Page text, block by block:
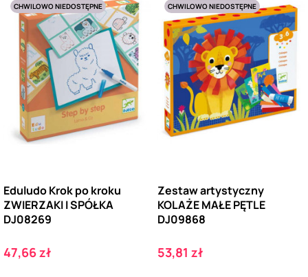
CHWILOWO NIEDOSTĘPNE
Eduludo Krok po kroku
ZWIERZAKI I SPÓŁKA
DJ08269
Cena
47,66 zł
CHWILOWO NIEDOSTĘPNE
Zestaw artystyczny
KOLAŻE MAŁE PĘTLE
DJ09868
Cena
53,81 zł